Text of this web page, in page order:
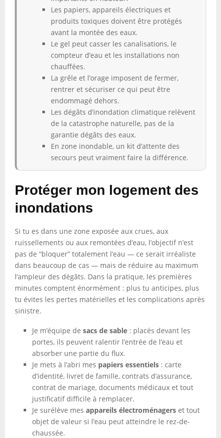
Les papiers, appareils électriques et
produits toxiques doivent être protégés
avant la montée des eaux.
Le gel peut casser les canalisations, le
compteur d’eau et les installations non
chauffées.
La grêle et l’orage imposent de fermer,
rentrer et sécuriser ce qui peut être
endommagé dehors.
Les dégâts d’inondation climatique relèvent
de la catastrophe naturelle, pas de la
garantie dégâts des eaux.
En zone inondable, un kit d’attente des
secours peut vraiment faire la différence.
Protéger mon logement des
inondations
Si tu es dans une zone exposée aux crues, aux
ruissellements ou aux remontées d’eau, l’objectif n’est
pas de “bloquer” totalement l’eau — ce serait irréaliste
dans beaucoup de cas — mais de réduire au maximum
l’ampleur des dégâts. Dans la pratique, les premières
minutes comptent énormément : plus tu anticipes, plus
tu évites les pertes matérielles et les complications après
sinistre.
Je m’équipe de sacs de sable : placés devant les
portes, ils peuvent ralentir l’entrée de l’eau et
absorber une partie du flux.
Je mets à l’abri mes papiers essentiels : carte
d’identité, livret de famille, contrats d’assurance,
contrat de mariage, documents médicaux et tout
justificatif difficile à remplacer.
Je surélève mes appareils électroménagers et tout
objet de valeur si l’eau peut atteindre le rez-de-
chaussée.